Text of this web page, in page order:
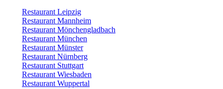
Restaurant Leipzig
Restaurant Mannheim
Restaurant Mönchengladbach
Restaurant München
Restaurant Münster
Restaurant Nürnberg
Restaurant Stuttgart
Restaurant Wiesbaden
Restaurant Wuppertal